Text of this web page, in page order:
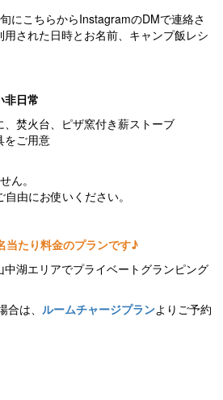
にこちらからInstagramのDMで連絡さ
された日時とお名前、キャンプ飯レシ
日常
焚火台、ピザ窯付き薪ストーブ
をご用意
ん。
由にお使いください。
当たり料金のプランです♪
湖エリアでプライベートグランピング
は、 ルームチャージプランよりご予約